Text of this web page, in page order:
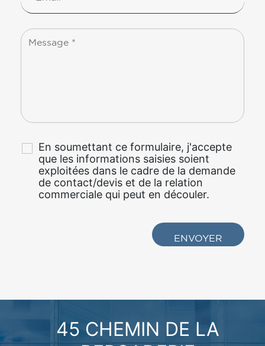
En soumettant ce formulaire, j'accepte
que les informations saisies soient
exploitées dans le cadre de la demande
de contact/devis et de la relation
commerciale qui peut en découler.
45 CHEMIN DE LA